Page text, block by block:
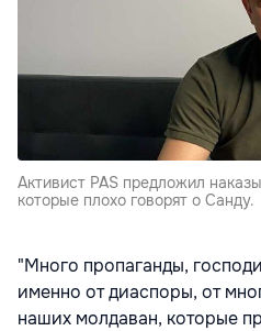
Активист PAS предложил
которые плохо говорят о Санду.
"Много пропаганды,
именно от диаспоры, от
наших молдаван, которые